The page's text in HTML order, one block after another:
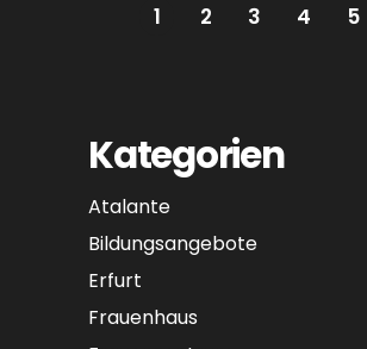
1 2 3 4 5
Kategorien
Atalante
Bildungsangebote
Erfurt
Frauenhaus